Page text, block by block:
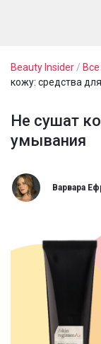
Beauty Insider /
кожу: средства
Не сушат
умывания
Варвара